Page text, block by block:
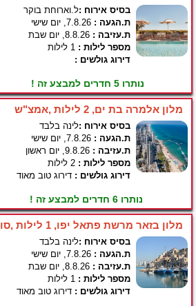
בסיס אירוח :ל.וארוחת בוקר
ת.הגעה :
ת.עזיבה :
מספר לילות :
דירוג גולשים :
נותרו 5 חדרים למבצע זה !
מלון אלמרה בת ים, 2 לילות ,אמצ"ש
בסיס אירוח :לינה בלבד
ת.הגעה :
ת.עזיבה :
מספר לילות :
דירוג גולשים : דירוג טוב מאוד
נותרו 6 חדרים למבצע זה !
מלון בזאר מרשת פתאל יפו, 1 לילות ,סופ"ש
בסיס אירוח :לינה בלבד
ת.הגעה :
ת.עזיבה :
מספר לילות :
דירוג גולשים : דירוג טוב מאוד